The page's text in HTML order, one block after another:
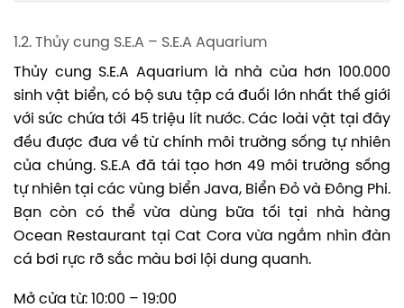
1.2. Thủy cung S.E.A – S.E.A Aquarium
Thủy cung S.E.A Aquarium là nhà của hơn 100.000
sinh vật biển, có bộ sưu tập cá đuối lớn nhất thế giới
với sức chứa tới 45 triệu lít nước. Các loài vật tại đây
đều được đưa về từ chính môi trường sống tự nhiên
của chúng. S.E.A đã tái tạo hơn 49 môi trường sống
tự nhiên tại các vùng biển Java, Biển Đỏ và Đông Phi.
Bạn còn có thể vừa dùng bữa tối tại nhà hàng
Ocean Restaurant tại Cat Cora vừa ngắm nhìn đàn
cá bơi rực rỡ sắc màu bơi lội dung quanh.
Mở cửa từ: 10:00 – 19:00